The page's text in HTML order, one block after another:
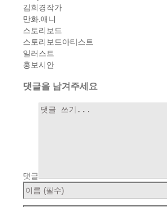
김희경작가
만화.애니
스토리보드
스토리보드아티스트
일러스트
홍보시안
댓글을 남겨주세요
댓글